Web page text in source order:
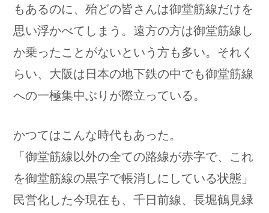
もあるのに、殆どの皆さんは御堂筋線だけを
思い浮かべてしまう。遠方の方は御堂筋線し
か乗ったことがないという方も多い。それく
らい、大阪は日本の地下鉄の中でも御堂筋線
への一極集中ぶりが際立っている。
かつてはこんな時代もあった。
「御堂筋線以外の全ての路線が赤字で、これ
を御堂筋線の黒字で帳消しにしている状態」
民営化した今現在も、千日前線、長堀鶴見緑